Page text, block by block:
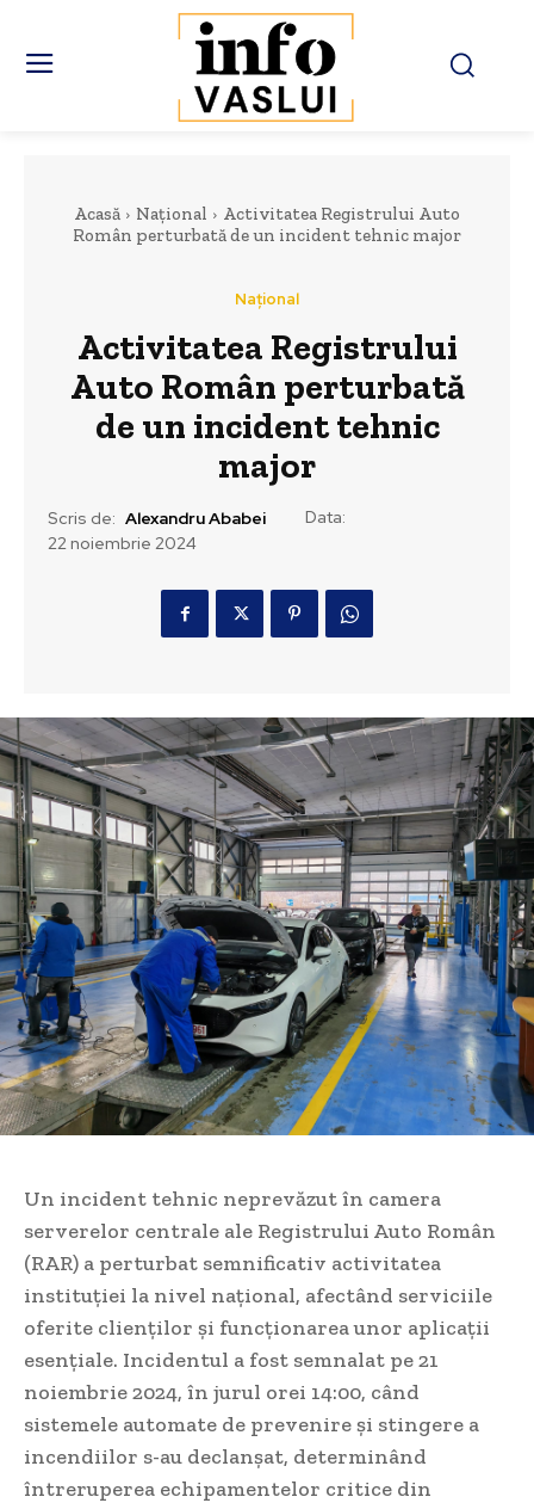
Acasă Național
Activitatea Registrului Auto
Român perturbată de un incident tehnic major
Național
Activitatea Registrului
Auto Român perturbată
de un incident tehnic
major
Scris de: Alexandru Ababei
Data:
22 noiembrie 2024
Un incident tehnic neprevăzut în camera
serverelor centrale ale Registrului Auto Român
(RAR) a perturbat semnificativ activitatea
instituției la nivel național, afectând serviciile
oferite clienților și funcționarea unor aplicații
esențiale. Incidentul a fost semnalat pe 21
noiembrie 2024, în jurul orei 14:00, când
sistemele automate de prevenire și stingere a
incendiilor s-au declanșat, determinând
întreruperea echipamentelor critice din